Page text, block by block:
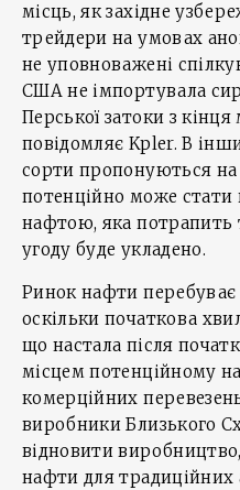
місць, як західне
трейдери на умовах
не уповноважені
США не імпортувала
Перської затоки з
повідомляє Kpler. В
сорти пропонуються на
потенційно може
нафтою, яка потрапить
угоду буде укладено.
Ринок нафти перебуває
оскільки початкова
що настала після
місцем потенційному
комерційних
виробники Близького
відновити
нафти для традиційних